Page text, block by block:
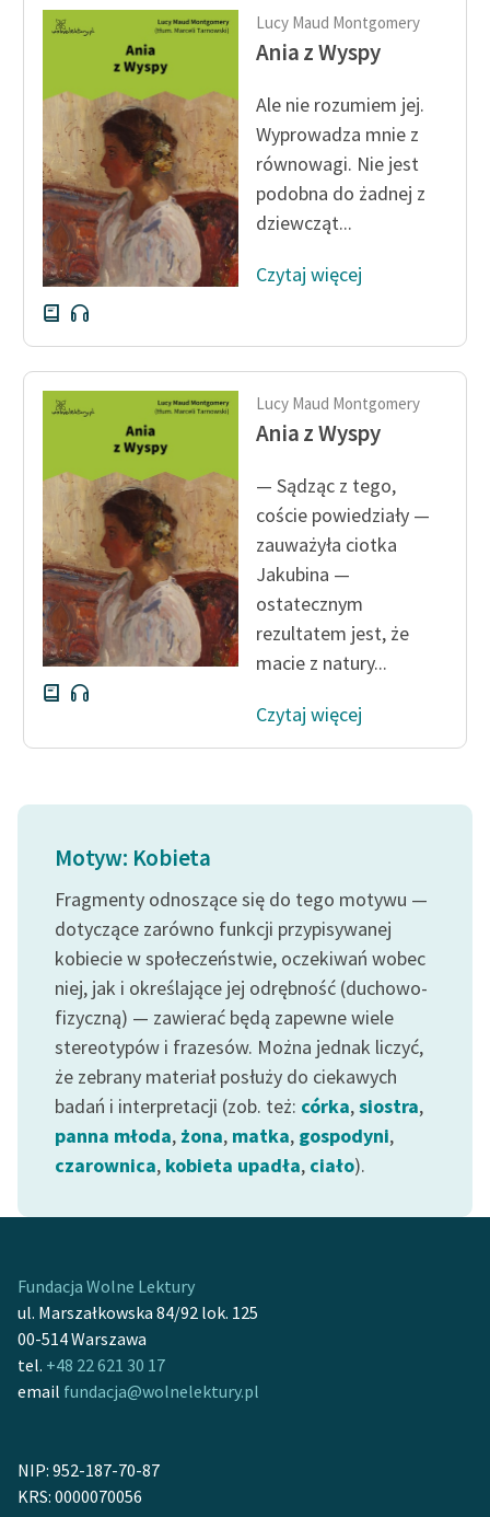
feministycznej
Ręce pełne poezji
Kolekcje edukacyjne
twórców przechodzących
do domeny publicznej,
lektur szkolnych oraz
Starego Testamentu
Odkurzamy bohaterów
Lektur
O nas
Kontakt
Zasady wykorzystania
Wolnych Lektur
Logotypy
Materiały promocyjne
Polityka prywatności
sprawozdania finansowe
Regulamin darowizn
Informacja o treściach
wrażliwych
Deklaracja dostępności
Lucy Maud Montgomery
Ania z Wyspy
Ale nie rozumiem jej.
Wyprowadza mnie z
równowagi. Nie jest
podobna do żadnej z
dziewcząt...
Czytaj więcej
Lucy Maud Montgomery
Ania z Wyspy
— Sądząc z tego,
coście powiedziały —
zauważyła ciotka
Jakubina —
ostatecznym
rezultatem jest, że
macie z natury...
Czytaj więcej
Motyw: Kobieta
Fragmenty odnoszące się do tego motywu —
dotyczące zarówno funkcji przypisywanej
kobiecie w społeczeństwie, oczekiwań wobec
niej, jak i określające jej odrębność (duchowo-
fizyczną) — zawierać będą zapewne wiele
stereotypów i frazesów. Można jednak liczyć,
że zebrany materiał posłuży do ciekawych
badań i interpretacji (zob. też: córka,siostra,
panna młoda, żona, matka, gospodyni,
czarownica, kobieta upadła, ciało).
Fundacja Wolne Lektury
ul. Marszałkowska 84/92 lok. 125
00-514 Warszawa
tel. +48 22 621 30 17
email fundacja@wolnelektury.pl
NIP: 952-187-70-87
KRS: 0000070056